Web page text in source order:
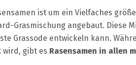
ist um ein Vielfaches
Grasmischung angebaut. Diese
Grassode entwickeln kann.
wird, gibt es Rasensamen in allen